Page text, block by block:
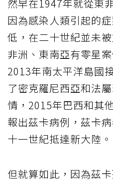
然早在1947年就從東
因為感染人類引起的
低，在二十世紀並未
非洲、東南亞有零星
2013年南太平洋島國
了密克羅尼西亞和法
情，2015年巴西和其
報出茲卡病例，茲卡
十一世紀抵達新大陸。
但就算如此，因為茲